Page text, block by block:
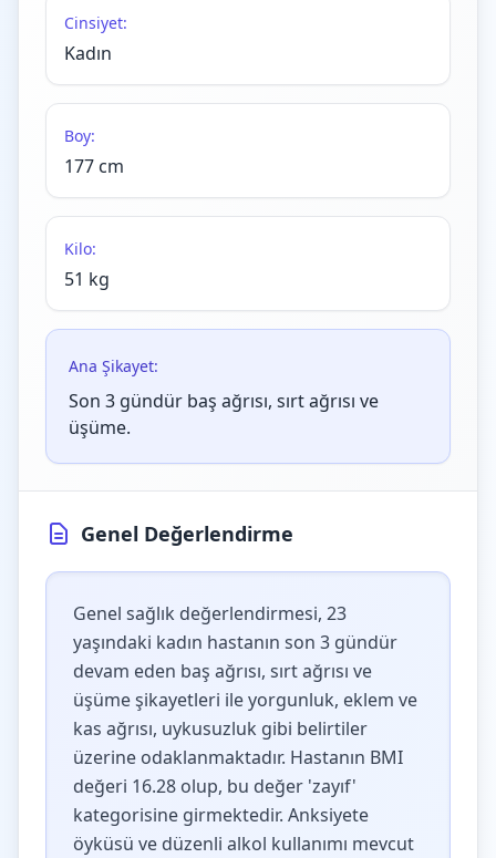
Cinsiyet:
Kadın
Boy:
177 cm
Kilo:
51 kg
Ana Şikayet:
Son 3 gündür baş ağrısı, sırt ağrısı ve
üşüme.
Genel Değerlendirme
Genel sağlık değerlendirmesi, 23
yaşındaki kadın hastanın son 3 gündür
devam eden baş ağrısı, sırt ağrısı ve
üşüme şikayetleri ile yorgunluk, eklem ve
kas ağrısı, uykusuzluk gibi belirtiler
üzerine odaklanmaktadır. Hastanın BMI
değeri 16.28 olup, bu değer 'zayıf'
kategorisine girmektedir. Anksiyete
öyküsü ve düzenli alkol kullanımı mevcut